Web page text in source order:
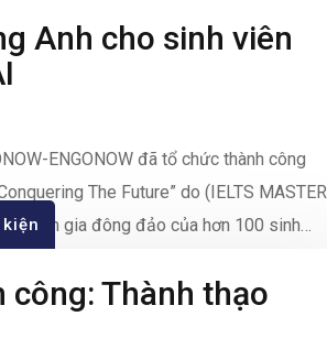
Anh cho sinh viên
ENGONOW đã tổ chức thành công
The Future” do (IELTS MASTER
tham gia đông đảo của hơn 100 sinh
công: Thành thạo